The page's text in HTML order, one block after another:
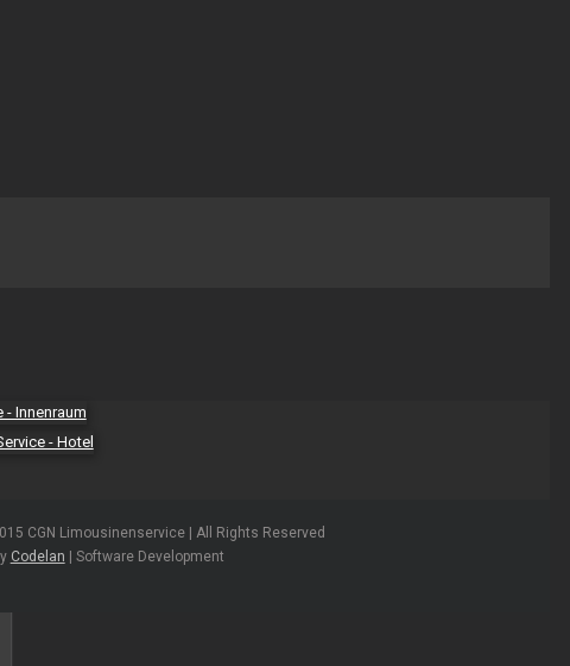
CGN Limousinenservice | All Rights Reserved
Codelan | Software Development